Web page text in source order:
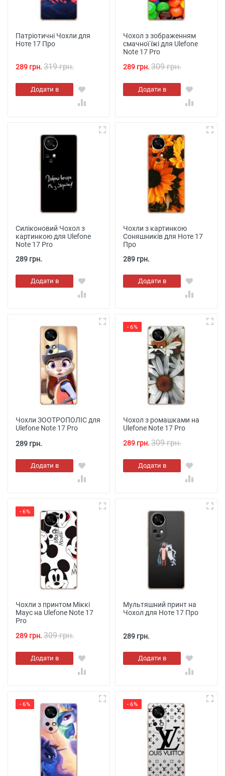
Патріотичні Чохли для
Ноте 17 Про
289 грн. 319 грн.
Додати в
кошик
Чохол з зображенням
смачної їжі для Ulefone
Note 17 Pro
289 грн. 309 грн.
Додати в
кошик
Силіконовий Чохол з
картинкою для Ulefone
Note 17 Pro
289 грн.
Додати в
кошик
Чохли з картинкою
Соняшників для Ноте 17
Про
289 грн.
Додати в
кошик
Чохли ЗООТРОПОЛІС для
Ulefone Note 17 Pro
289 грн.
Додати в
кошик
- 6%
Чохол з ромашками на
Ulefone Note 17 Pro
289 грн. 309 грн.
Додати в
кошик
- 6%
Чохли з принтом Міккі
Маус на Ulefone Note 17
Pro
289 грн. 309 грн.
Додати в
кошик
Мультяшний принт на
Чохол для Ноте 17 Про
289 грн.
Додати в
кошик
- 6% - 6%